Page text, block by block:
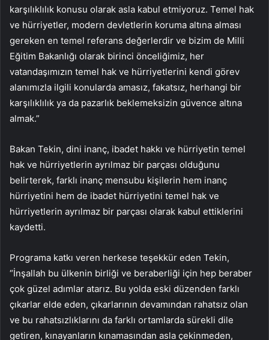
karşılıklılık konusu olarak asla kabul etmiyoruz. Temel hak
ve hürriyetler, modern devletlerin koruma altına alması
gereken en temel referans değerlerdir ve bizim de Milli
Eğitim Bakanlığı olarak birinci önceliğimiz, her
vatandaşımızın temel hak ve hürriyetlerini kendi görev
alanımızla ilgili konularda amasız, fakatsız, herhangi bir
karşılıklılık ya da pazarlık beklemeksizin güvence altına
almak.”
Bakan Tekin, dini inanç, ibadet hakkı ve hürriyetin temel
hak ve hürriyetlerin ayrılmaz bir parçası olduğunu
belirterek, farklı inanç mensubu kişilerin hem inanç
hürriyetini hem de ibadet hürriyetini temel hak ve
hürriyetlerin ayrılmaz bir parçası olarak kabul ettiklerini
kaydetti.
Programa katkı veren herkese teşekkür eden Tekin,
“İnşallah bu ülkenin birliği ve beraberliği için hep beraber
çok güzel adımlar atarız. Bu yolda eski düzenden farklı
çıkarlar elde eden, çıkarlarının devamından rahatsız olan
ve bu rahatsızlıklarını da farklı ortamlarda sürekli dile
getiren, kınayanların kınamasından asla çekinmeden,